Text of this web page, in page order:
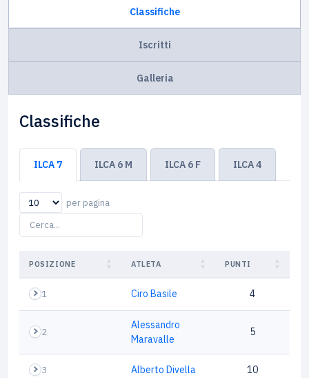
Classifiche
Iscritti
Galleria
Classifiche
ILCA 7 ILCA 6 M ILCA 6 F ILCA 4
per pagina
POSIZIONE ATLETA PUNTI
1 Ciro Basile 4
2
Alessandro
Maravalle
5
3 Alberto Divella 10